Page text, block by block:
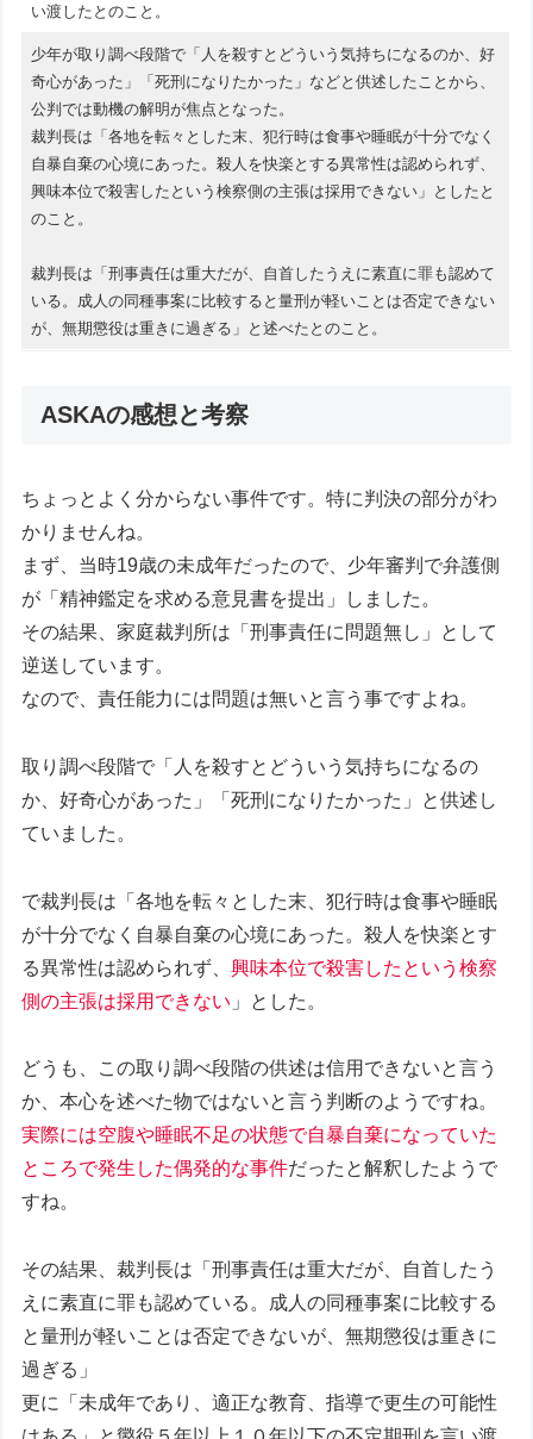
い渡したとのこと。
少年が取り調べ段階で「人を殺すとどういう気持ちになるのか、好
奇心があった」「死刑になりたかった」などと供述したことから、
公判では動機の解明が焦点となった。
裁判長は「各地を転々とした末、犯行時は食事や睡眠が十分でなく
自暴自棄の心境にあった。殺人を快楽とする異常性は認められず、
興味本位で殺害したという検察側の主張は採用できない」としたと
のこと。
裁判長は「刑事責任は重大だが、自首したうえに素直に罪も認めて
いる。成人の同種事案に比較すると量刑が軽いことは否定できない
が、無期懲役は重きに過ぎる」と述べたとのこと。
ASKAの感想と考察
ちょっとよく分からない事件です。特に判決の部分がわ
かりませんね。
まず、当時19歳の未成年だったので、少年審判で弁護側
が「精神鑑定を求める意見書を提出」しました。
その結果、家庭裁判所は「刑事責任に問題無し」として
逆送しています。
なので、責任能力には問題は無いと言う事ですよね。
取り調べ段階で「人を殺すとどういう気持ちになるの
か、好奇心があった」「死刑になりたかった」と供述し
ていました。
で裁判長は「各地を転々とした末、犯行時は食事や睡眠
が十分でなく自暴自棄の心境にあった。殺人を快楽とす
る異常性は認められず、興味本位で殺害したという検察
側の主張は採用できない 」とした。
どうも、この取り調べ段階の供述は信用できないと言う
か、本心を述べた物ではないと言う判断のようですね。
実際には空腹や睡眠不足の状態で自暴自棄になっていた
ところで発生した偶発的な事件だったと解釈したようで
すね。
その結果、裁判長は「刑事責任は重大だが、自首したう
えに素直に罪も認めている。成人の同種事案に比較する
と量刑が軽いことは否定できないが、無期懲役は重きに
過ぎる」
更に「未成年であり、適正な教育、指導で更生の可能性